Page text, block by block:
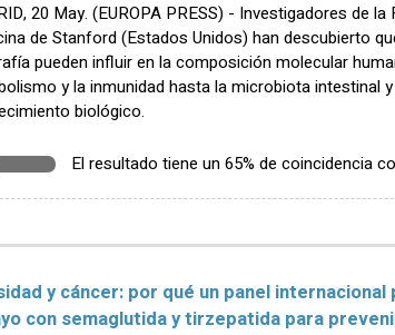
20 May. (EUROPA PRESS) - Investigadores de la
de Stanford (Estados Unidos) han descubierto
pueden influir en la composición molecular
y la inmunidad hasta la microbiota intestinal
biológico.
El resultado tiene un 65% de coincidencia
y cáncer: por qué un panel internacional
con semaglutida y tirzepatida para